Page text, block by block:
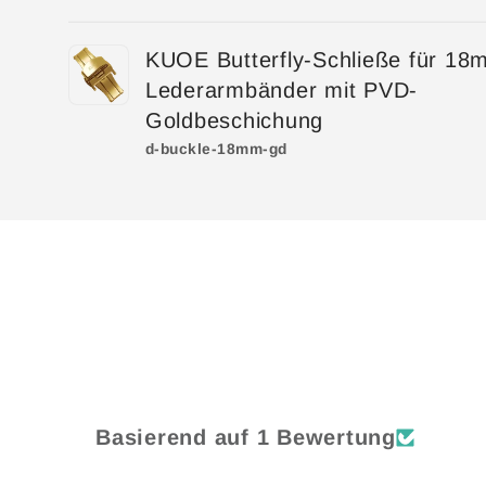
Warenkorb
KUOE Butterfly-Schließe für
Lederarmbänder mit PVD-
Goldbeschichung
d-buckle-18mm-gd
Basierend auf 1 Bewertung